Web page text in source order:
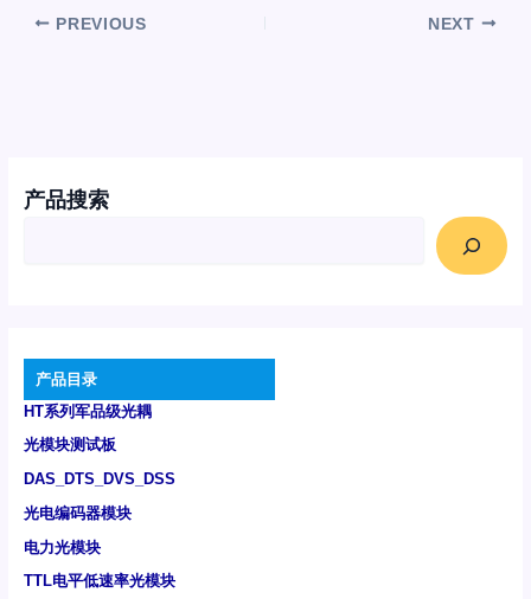
产品搜索
产品目录
HT系列军品级光耦
光模块测试板
DAS_DTS_DVS_DSS
光电编码器模块
电力光模块
TTL电平低速率光模块
PREVIOUS NEXT